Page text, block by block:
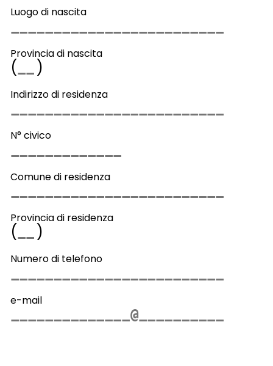
Luogo di nascita
Provincia di nascita
( )
Indirizzo di residenza
N° civico
Comune di residenza
Provincia di residenza
( )
Numero di telefono
e-mail